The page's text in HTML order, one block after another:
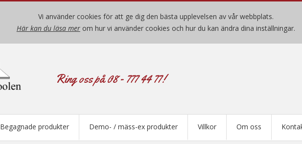
Vi använder cookies för att ge dig den bästa upplevelsen av vår webbplats.
Här kan du läsa merom hur vi använder cookies och hur du kan ändra dina inställningar.
Ring oss på 08 - 777 44 77!
Begagnade produkter Demo- / mäss-ex produkter Villkor Om oss